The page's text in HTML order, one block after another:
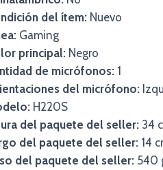
del ítem: Nuevo
Gaming
principal: Negro
de micrófonos: 1
del micrófono:
H220S
del paquete del seller: 34
del paquete del seller: 14
del paquete del seller: 540